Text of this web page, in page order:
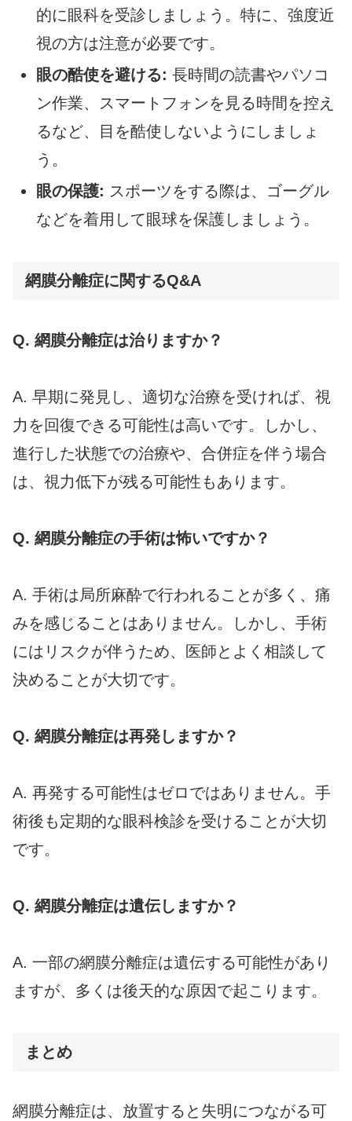
的に眼科を受診しましょう。特に、強度近
視の方は注意が必要です。
眼の酷使を避ける: 長時間の読書やパソコ
ン作業、スマートフォンを見る時間を控え
るなど、目を酷使しないようにしましょ
う。
眼の保護: スポーツをする際は、ゴーグル
などを着用して眼球を保護しましょう。
網膜分離症に関するQ&A
Q. 網膜分離症は治りますか？
A. 早期に発見し、適切な治療を受ければ、視
力を回復できる可能性は高いです。しかし、
進行した状態での治療や、合併症を伴う場合
は、視力低下が残る可能性もあります。
Q. 網膜分離症の手術は怖いですか？
A. 手術は局所麻酔で行われることが多く、痛
みを感じることはありません。しかし、手術
にはリスクが伴うため、医師とよく相談して
決めることが大切です。
Q. 網膜分離症は再発しますか？
A. 再発する可能性はゼロではありません。手
術後も定期的な眼科検診を受けることが大切
です。
Q. 網膜分離症は遺伝しますか？
A. 一部の網膜分離症は遺伝する可能性があり
ますが、多くは後天的な原因で起こります。
まとめ
網膜分離症は、放置すると失明につながる可